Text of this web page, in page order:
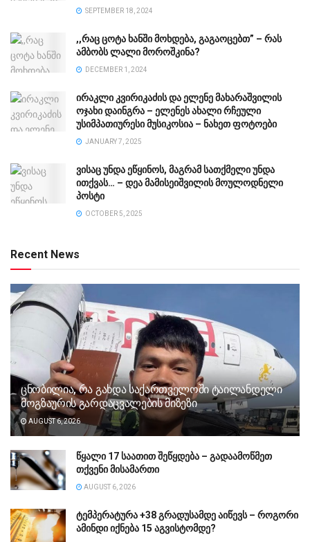
SEPTEMBER 18, 2024
,,რაც ცოტა ხანში მოხდება, გაგაოცებთ” – რას
ამბობს ლალი მოროშკინა?
DECEMBER 1, 2024
ირაკლი კვირიკაძის და ელენე მახარაშვილის
ოჯახი დაინგრა – ელენეს ახალი რჩეული
უსიმპათიურესი მუსიკოსია – ნახეთ ფოტოები
JANUARY 7, 2025
ვისაც უნდა ეწყინოს, მაგრამ სათქმელი უნდა
ითქვას… – დეა მამისეიშვილის მოულოდნელი
პოსტი
OCTOBER 5, 2025
Recent News
ცნობილია, რა გახდა საქართველოში ტაილანდელი
მოგზაურის გარდაცვალების მიზეზი
AUGUST 6, 2026
წყალი 17 საათით შეწყდება – გადაამოწმეთ
თქვენი მისამართი
AUGUST 6, 2026
ტემპერატურა +38 გრადუსამდე აიწევს – როგორი
ამინდი იქნება 15 აგვისტომდე?